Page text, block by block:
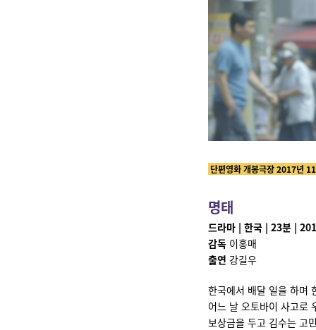
단편영화 개봉극장 2017년
명태
드라마 | 한국 | 23분 |
감독 이홍매
출연 강길우
한국에서 배달 일을 하며
어느 날 오토바이 사고로
보상금을 두고 김수는 고